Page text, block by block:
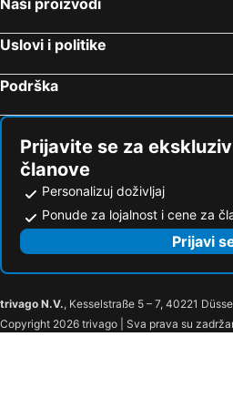
Uslovi i politike
Podrška
Prijavite se za
članove
Personalizuj doživljaj
Ponude za lojalnost i cene za
Prijavi
trivago N.V., Kesselstraße 5 – 7, 40221
Copyright 2026 trivago | Sva prava su